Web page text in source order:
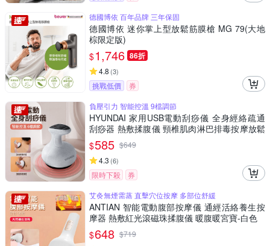
德國博依 百年品牌 三年保固
德國博依 迷你掌上型放鬆筋膜槍 MG 79(大地
棕限定版)
$1,746 86折
4.8 (3)
挑戰低價
券
負壓引力 智能控溫 9檔調節
HYUNDAI 家用USB電動刮痧儀 全身經絡疏通
刮痧器 熱敷揉腹儀 頸椎肌肉淋巴排毒按摩放鬆
儀（非醫療器材）
$585 $649
4.3 (6)
限時下殺
券
艾灸無煙需蒸 直擊穴位按摩 多部位舒緩
ANTIAN 智能電動腹部按摩儀 通經活絡養生按
摩器 熱敷紅光滾磁珠揉腹儀 暖腹暖宮寶-白色
$648 $719